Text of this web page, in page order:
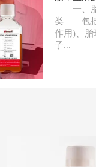
一、胎
类 包括
作用)、胎
子...